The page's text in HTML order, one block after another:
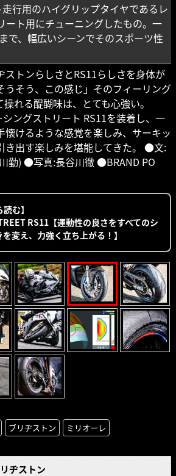
行用のハイグリップタイヤであるレ
ート用にチューニングしたもの。一
で、幅広いシーンでそのスポーツ性
ストンらしさとRS11らしさを身体が
うそう、この感じ」そのフィーリング
れる醍醐味は、とても心強い。
シングストリート RS11を装着し、一
懐けるような感覚を楽しみ、サーキッ
き出す楽しみを堪能してきた。 ●文:
勤) ●写真:長谷川徹 ●BRAND PO
む】
RS11【運動性の良さをすべてのシ
変え、力強く立ち上がる！】
ブリヂストン ミリオーレ
ヂストン